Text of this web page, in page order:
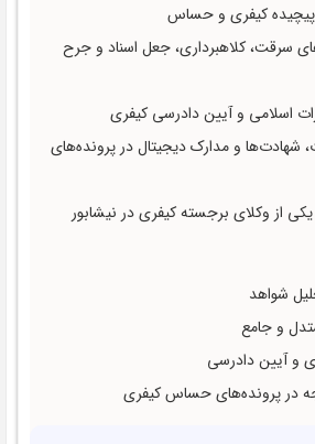
پیچیده کیفری و حساس
سرقت، کلاهبرداری، جعل اسناد و جرح
اسلامی و آیین دادرسی کیفری
شهادت‌ها و مدارک دیجیتال در پرونده‌های
از وکلای برجسته کیفری در نیشابور
شواهد
و جامع
و آیین دادرسی
در پرونده‌های حساس کیفری